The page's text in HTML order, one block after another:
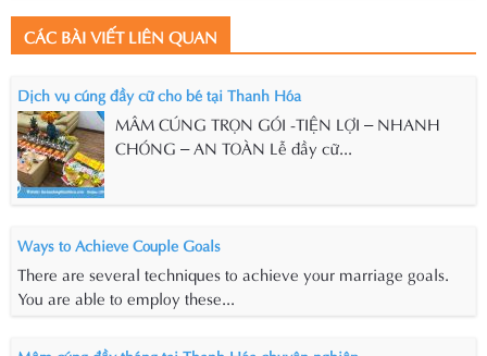
CÁC BÀI VIẾT LIÊN QUAN
Dịch vụ cúng đầy cữ cho bé tại Thanh Hóa
MÂM CÚNG TRỌN GÓI -TIỆN LỢI – NHANH
CHÓNG – AN TOÀN Lễ đầy cữ...
Ways to Achieve Couple Goals
There are several techniques to achieve your marriage goals.
You are able to employ these...